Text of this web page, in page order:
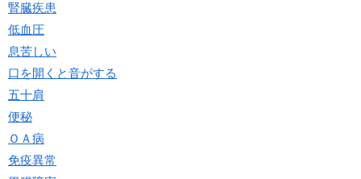
腎臓疾患
低血圧
息苦しい
口を開くと音がする
五十肩
便秘
ＯＡ病
免疫異常